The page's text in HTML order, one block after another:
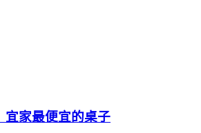
家最便宜的桌子